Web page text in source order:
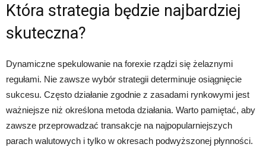
Która strategia będzie najbardziej
skuteczna?
Dynamiczne spekulowanie na forexie rządzi się żelaznymi
regułami. Nie zawsze wybór strategii determinuje osiągnięcie
sukcesu. Często działanie zgodnie z zasadami rynkowymi jest
ważniejsze niż określona metoda działania. Warto pamiętać, aby
zawsze przeprowadzać transakcje na najpopularniejszych
parach walutowych i tylko w okresach podwyższonej płynności.